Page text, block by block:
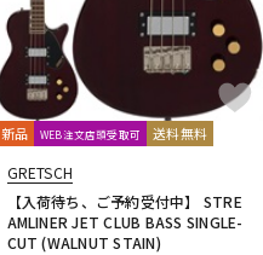
新品 WEB注文店頭受取可 送料無料
GRETSCH
【入荷待ち、ご予約受付中】 STRE
AMLINER JET CLUB BASS SINGLE-
CUT (WALNUT STAIN)